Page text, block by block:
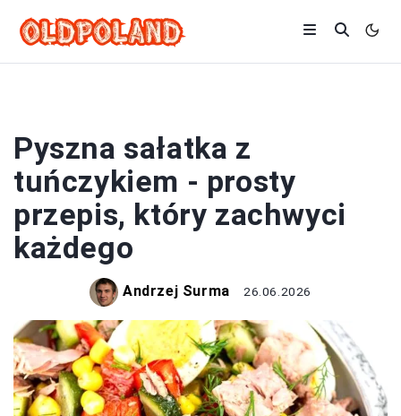
Pyszna sałatka z
tuńczykiem - prosty
przepis, który zachwyci
każdego
Andrzej Surma 26.06.2026